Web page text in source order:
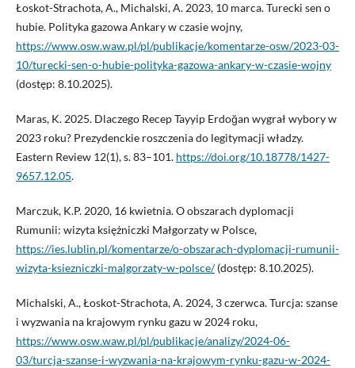
Łoskot-Strachota, A., Michalski, A. 2023, 10 marca. Turecki sen o
hubie. Polityka gazowa Ankary w czasie wojny,
https://www.osw.waw.pl/pl/publikacje/komentarze-osw/2023-03-
10/turecki-sen-o-hubie-polityka-gazowa-ankary-w-czasie-wojny
(dostęp: 8.10.2025).
Maras, K. 2025. Dlaczego Recep Tayyip Erdoğan wygrał wybory w
2023 roku? Prezydenckie roszczenia do legitymacji władzy.
Eastern Review 12(1), s. 83–101. https://doi.org/10.18778/1427-
9657.12.05.
Marczuk, K.P. 2020, 16 kwietnia. O obszarach dyplomacji
Rumunii: wizyta księżniczki Małgorzaty w Polsce,
https://ies.lublin.pl/komentarze/o-obszarach-dyplomacji-rumunii-
wizyta-ksiezniczki-malgorzaty-w-polsce/(dostęp: 8.10.2025).
Michalski, A., Łoskot-Strachota, A. 2024, 3 czerwca. Turcja: szanse
i wyzwania na krajowym rynku gazu w 2024 roku,
https://www.osw.waw.pl/pl/publikacje/analizy/2024-06-
03/turcja-szanse-i-wyzwania-na-krajowym-rynku-gazu-w-2024-